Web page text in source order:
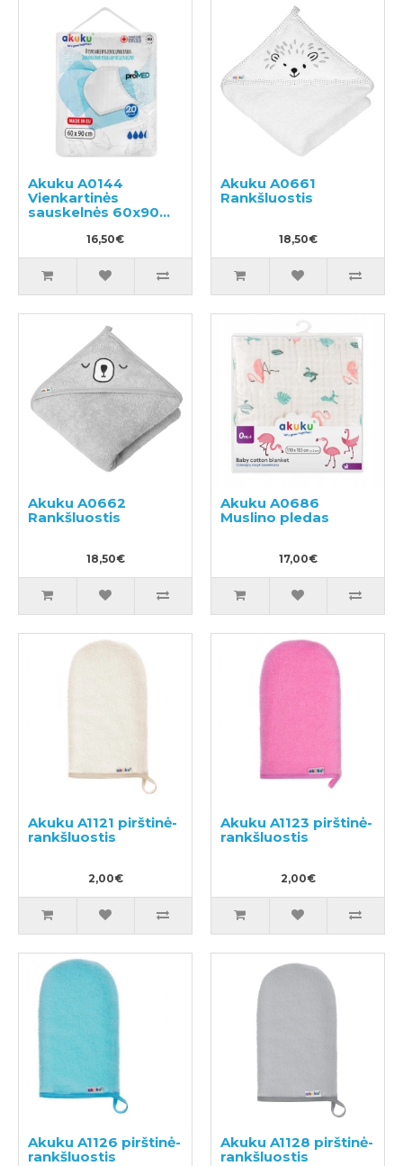
Akuku A0144
Vienkartinės
sauskelnės 60x90
16,50€
Akuku A0661
Rankšluostis
18,50€
Akuku A0662
Rankšluostis
18,50€
Akuku A0686
Muslino pledas
17,00€
Akuku A1121 pirštinė-
rankšluostis
2,00€
Akuku A1123 pirštinė-
rankšluostis
2,00€
Akuku A1126 pirštinė-
rankšluostis
Akuku A1128 pirštinė-
rankšluostis